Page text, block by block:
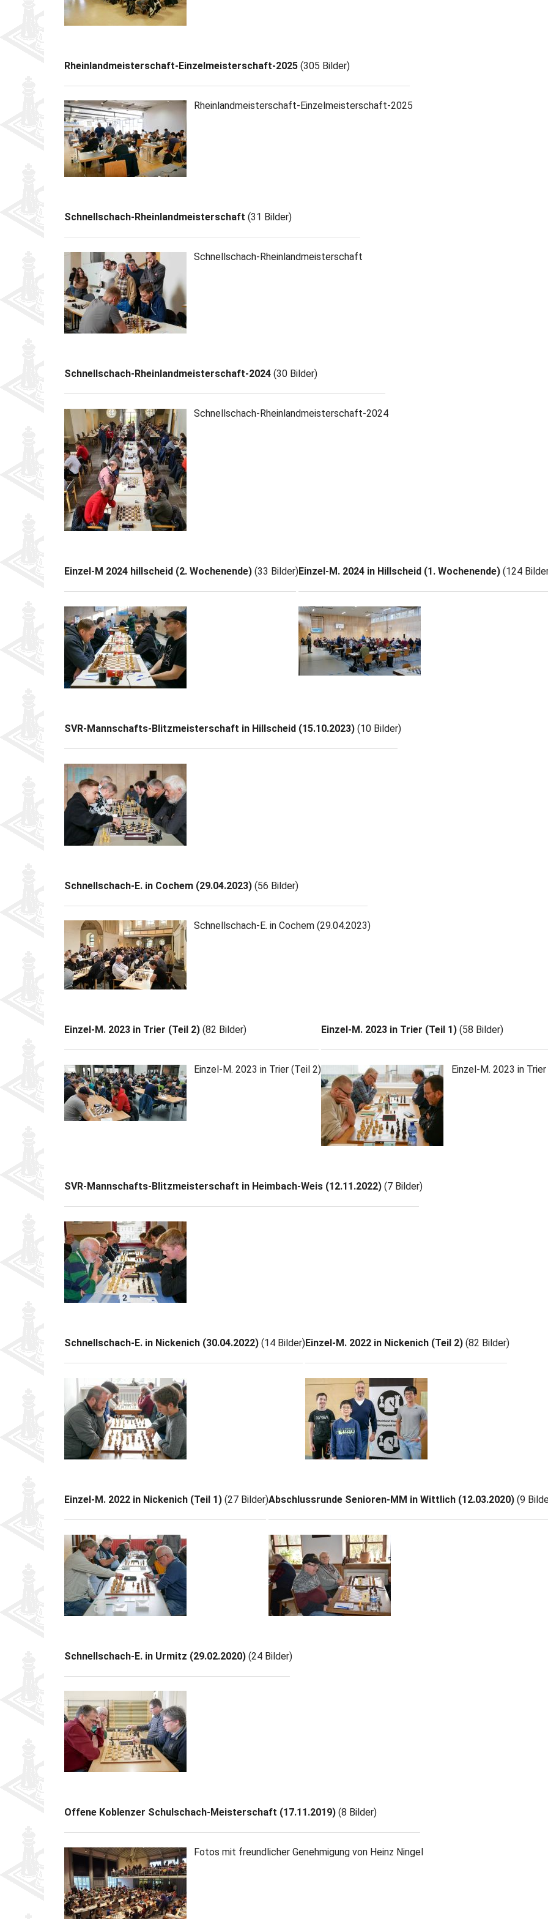
Partner Schnellschach-E.
Senioren-SSEM
Rheinlandmeisterschaft-Einzelmeisterschaft-2025(305 Bilder)
Rheinlandmeisterschaft-Einzelmeisterschaft-2025
Schnellschach-Rheinlandmeisterschaft (31 Bilder)
Schnellschach-Rheinlandmeisterschaft
Schnellschach-Rheinlandmeisterschaft-2024(30 Bilder)
Schnellschach-Rheinlandmeisterschaft-2024
Einzel-M 2024 hillscheid (2. Wochenende)(33 Bilder)Einzel-M. 2024 in Hillscheid (1. Wochenende)(124
SVR-Mannschafts-Blitzmeisterschaft in Hillscheid (15.10.2023)(10 Bilder)
Schnellschach-E. in Cochem (29.04.2023)(56 Bilder)
Schnellschach-E. in Cochem (29.04.2023)
Einzel-M. 2023 in Trier (Teil 2)(82 Bilder)
Einzel-M. 2023 in Trier (Teil 2)
Einzel-M. 2023 in Trier (Teil 1) (58 Bilder)
Einzel-M. 2023 in
SVR-Mannschafts-Blitzmeisterschaft in Heimbach-Weis (12.11.2022)(7 Bilder)
Schnellschach-E. in Nickenich (30.04.2022)(14 Bilder)Einzel-M. 2022 in Nickenich (Teil 2)(82 Bilder)
Einzel-M. 2022 in Nickenich (Teil 1)(27 Bilder)Abschlussrunde Senioren-MM in Wittlich (12.03.2020)(9
Schnellschach-E. in Urmitz (29.02.2020)(24 Bilder)
Offene Koblenzer Schulschach-Meisterschaft (17.11.2019) (8 Bilder)
Fotos mit freund­li­cher Geneh­mi­gung von Heinz Ningel